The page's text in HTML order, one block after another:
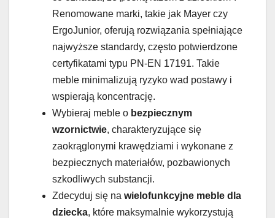
Renomowane marki, takie jak Mayer czy
ErgoJunior, oferują rozwiązania spełniające
najwyższe standardy, często potwierdzone
certyfikatami typu PN-EN 17191. Takie
meble minimalizują ryzyko wad postawy i
wspierają koncentrację.
Wybieraj meble o bezpiecznym
wzornictwie, charakteryzujące się
zaokrąglonymi krawędziami i wykonane z
bezpiecznych materiałów, pozbawionych
szkodliwych substancji.
Zdecyduj się na wielofunkcyjne meble dla
dziecka, które maksymalnie wykorzystują